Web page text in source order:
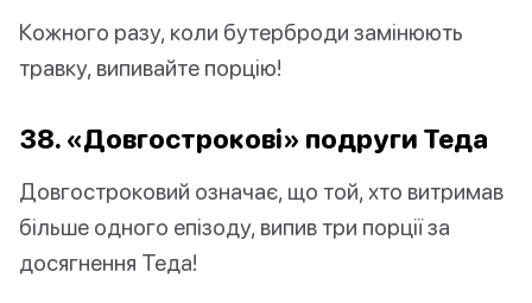
Кожного разу, коли бутерброди замінюють
травку, випивайте порцію!
38. «Довгострокові» подруги Теда
Довгостроковий означає, що той, хто витримав
більше одного епізоду, випив три порції за
досягнення Теда!